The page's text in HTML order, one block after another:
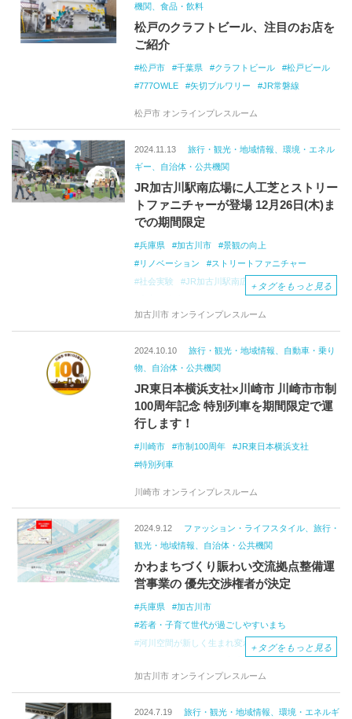
機関、食品・飲料
松戸のクラフトビール、注目のお店を
ご紹介
松戸市 千葉県 クラフトビール
松戸ビール
777OWLE
矢切ブルワリー JR常磐線
松戸市 オンラインプレスルーム
2024.11.13
旅行・観光・地域情報、環境・エネル
ギー、自治体・公共機関
JR加古川駅南広場に人工芝とストリー
トファニチャーが登場 12月26日(木)ま
での期間限定
兵庫県 加古川市
景観の向上
リノベーション
ストリートファニチャー
社会実験
JR加古川駅南広場
人工芝
＋ タグをもっと見る
加古川市 オンラインプレスルーム
2024.10.10
旅行・観光・地域情報、自動車・乗り
物、自治体・公共機関
JR東日本横浜支社×川崎市 川崎市市制
100周年記念 特別列車を期間限定で運
行します！
川崎市 市制100周年
JR東日本横浜支社
特別列車
川崎市 オンラインプレスルーム
2024.9.12
ファッション・ライフスタイル、旅行・
観光・地域情報、自治体・公共機関
かわまちづくり賑わい交流拠点整備運
営事業の 優先交渉権者が決定
兵庫県
加古川市
若者・子育て世代が過ごしやすいまち
河川空間が新しく生まれ変わる
優先交渉権者
賑わい交流拠点
ＪＲ加古川駅
加古川市かわまちづくり計画
＋ タグをもっと見る
加古川市 オンラインプレスルーム
2024.7.19
旅行・観光・地域情報、環境・エネルギ